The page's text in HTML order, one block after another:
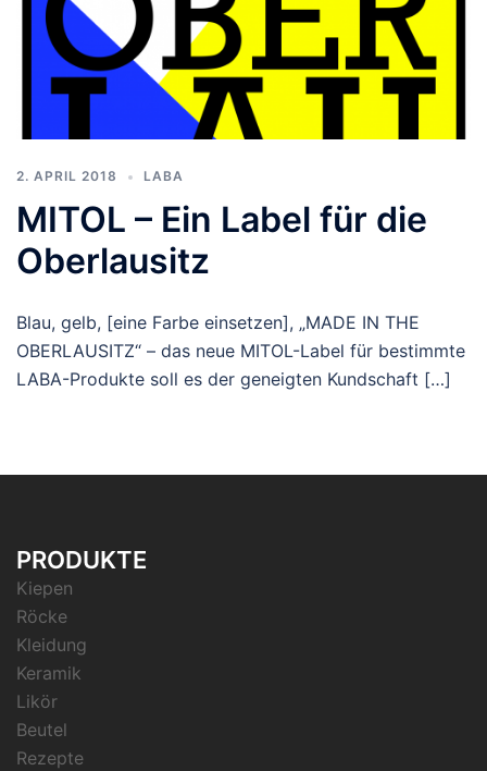
2. APRIL 2018 LABA
MITOL – Ein Label für die
Oberlausitz
Blau, gelb, [eine Farbe einsetzen], „MADE IN THE
OBERLAUSITZ“ – das neue MITOL-Label für bestimmte
LABA-Produkte soll es der geneigten Kundschaft […]
PRODUKTE
Kiepen
Röcke
Kleidung
Keramik
Likör
Beutel
Rezepte